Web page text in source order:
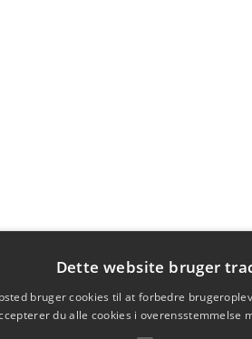
Dette website bruger
bruger cookies til at forbedre
du alle cookies i overensstemmelse